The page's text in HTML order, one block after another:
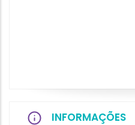
INFORMAÇÕES